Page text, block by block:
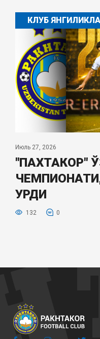
КЛУБ
Июль 27, 2026
"ПАХТАКОР"
УРДИ
132 0